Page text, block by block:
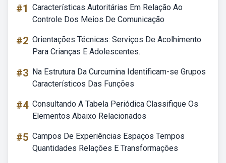
#1 Características Autoritárias Em Relação Ao
Controle Dos Meios De Comunicação
#2 Orientações Técnicas: Serviços De Acolhimento
Para Crianças E Adolescentes.
#3 Na Estrutura Da Curcumina Identificam-se Grupos
Característicos Das Funções
#4 Consultando A Tabela Periódica Classifique Os
Elementos Abaixo Relacionados
#5 Campos De Experiências Espaços Tempos
Quantidades Relações E Transformações